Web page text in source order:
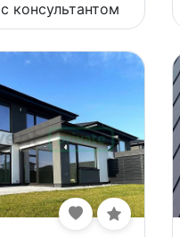
консультантом